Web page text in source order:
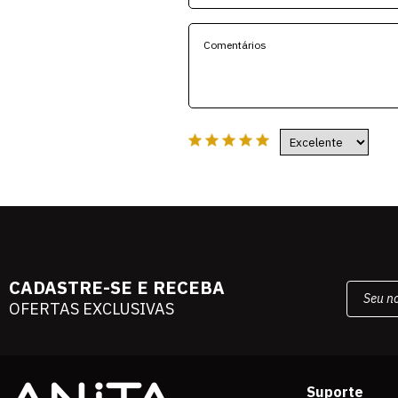
CADASTRE-SE E RECEBA
OFERTAS EXCLUSIVAS
Suporte